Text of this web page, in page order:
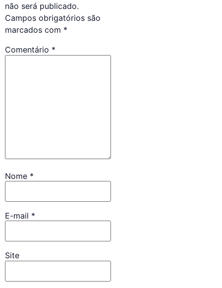
não será publicado.
Campos obrigatórios são
marcados com *
Comentário *
Nome *
E-mail *
Site